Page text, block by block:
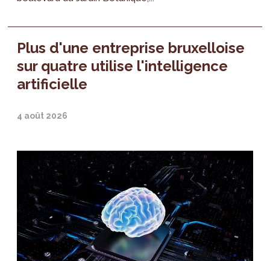
Plus d'une entreprise bruxelloise
sur quatre utilise l'intelligence
artificielle
4 août 2026